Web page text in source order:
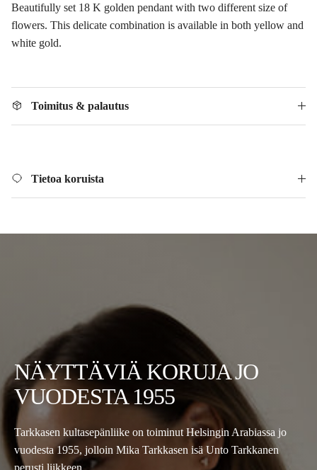
Beautifully set 18 K golden pendant with two different size of
flowers. This delicate combination is available in both yellow and
white gold.
Toimitus & palautus
Tietoa koruista
NÄYTTÄVIÄ KORUJA JO
VUODESTA 1955
Tarkkasen kultasepänliike on toiminut Helsingin Arabiassa jo
vuodesta 1955, jolloin Mika Tarkkasen isä Unto Tarkkanen
perusti liikkeen.